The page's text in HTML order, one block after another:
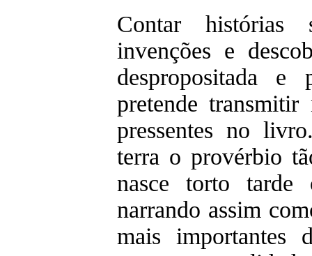
Contar histórias
invenções e
despropositada
pretende
pressentes no
terra o provérbio
nasce torto tarde
narrando assim
mais importantes